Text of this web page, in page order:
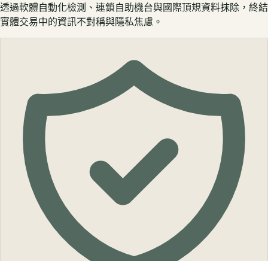
透過軟體自動化檢測、連鎖自助機台與國際頂規資料抹除，終結
實體交易中的資訊不對稱與隱私焦慮。